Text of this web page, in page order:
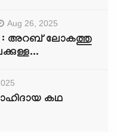
Aug 26, 2025
: അറബ് ലോകത്തു
കഥ